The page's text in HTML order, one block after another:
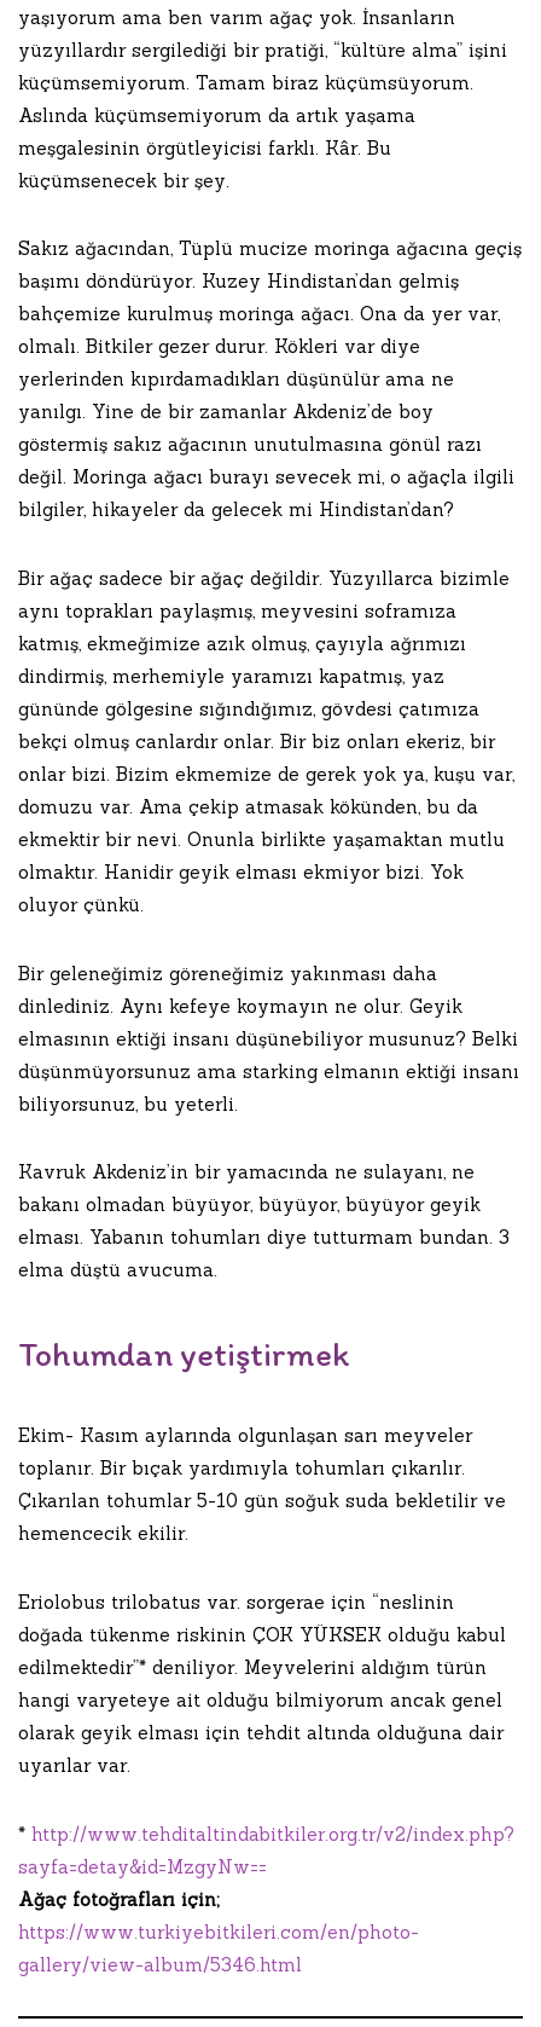
yaşıyorum ama ben varım ağaç yok. İnsanların
yüzyıllardır sergilediği bir pratiği, “kültüre alma” işini
küçümsemiyorum. Tamam biraz küçümsüyorum.
Aslında küçümsemiyorum da artık yaşama
meşgalesinin örgütleyicisi farklı. Kâr. Bu
küçümsenecek bir şey.
Sakız ağacından, Tüplü mucize moringa ağacına geçiş
başımı döndürüyor. Kuzey Hindistan’dan gelmiş
bahçemize kurulmuş moringa ağacı. Ona da yer var,
olmalı. Bitkiler gezer durur. Kökleri var diye
yerlerinden kıpırdamadıkları düşünülür ama ne
yanılgı. Yine de bir zamanlar Akdeniz’de boy
göstermiş sakız ağacının unutulmasına gönül razı
değil. Moringa ağacı burayı sevecek mi, o ağaçla ilgili
bilgiler, hikayeler da gelecek mi Hindistan’dan?
Bir ağaç sadece bir ağaç değildir. Yüzyıllarca bizimle
aynı toprakları paylaşmış, meyvesini soframıza
katmış, ekmeğimize azık olmuş, çayıyla ağrımızı
dindirmiş, merhemiyle yaramızı kapatmış, yaz
gününde gölgesine sığındığımız, gövdesi çatımıza
bekçi olmuş canlardır onlar. Bir biz onları ekeriz, bir
onlar bizi. Bizim ekmemize de gerek yok ya, kuşu var,
domuzu var. Ama çekip atmasak kökünden, bu da
ekmektir bir nevi. Onunla birlikte yaşamaktan mutlu
olmaktır. Hanidir geyik elması ekmiyor bizi. Yok
oluyor çünkü.
Bir geleneğimiz göreneğimiz yakınması daha
dinlediniz. Aynı kefeye koymayın ne olur. Geyik
elmasının ektiği insanı düşünebiliyor musunuz? Belki
düşünmüyorsunuz ama starking elmanın ektiği insanı
biliyorsunuz, bu yeterli.
Kavruk Akdeniz’in bir yamacında ne sulayanı, ne
bakanı olmadan büyüyor, büyüyor, büyüyor geyik
elması. Yabanın tohumları diye tutturmam bundan. 3
elma düştü avucuma.
Tohumdan yetiştirmek
Ekim- Kasım aylarında olgunlaşan sarı meyveler
toplanır. Bir bıçak yardımıyla tohumları çıkarılır.
Çıkarılan tohumlar 5-10 gün soğuk suda bekletilir ve
hemencecik ekilir.
Eriolobus trilobatus var. sorgerae için “neslinin
doğada tükenme riskinin ÇOK YÜKSEK olduğu kabul
edilmektedir”* deniliyor. Meyvelerini aldığım türün
hangi varyeteye ait olduğu bilmiyorum ancak genel
olarak geyik elması için tehdit altında olduğuna dair
uyarılar var.
* http://www.tehditaltindabitkiler.org.tr/v2/index.php?
sayfa=detay&id=MzgyNw==
Ağaç fotoğrafları için;
https://www.turkiyebitkileri.com/en/photo-
gallery/view-album/5346.html